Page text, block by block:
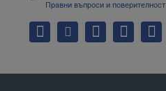
Правни въпроси и поверителност